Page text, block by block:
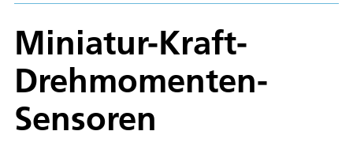
Miniatur-Kraft-
Drehmomenten-
Sensoren